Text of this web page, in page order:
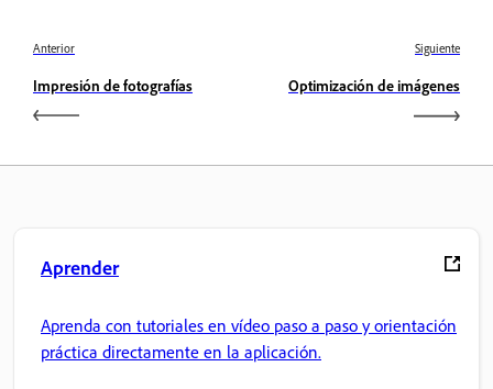
Anterior
Impresión de fotografías
Siguiente
Optimización de imágenes
Aprender
Aprenda con tutoriales en vídeo paso a paso y orientación
práctica directamente en la aplicación.